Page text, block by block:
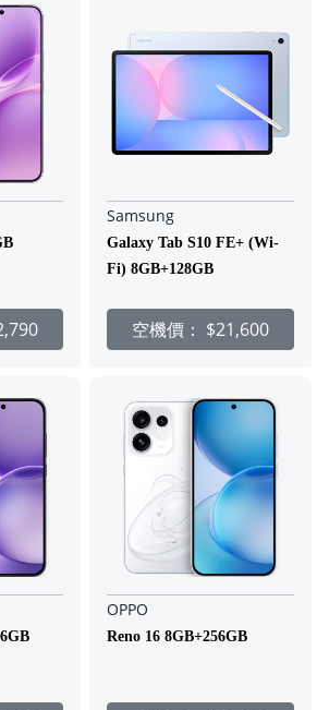
Samsung
Galaxy Tab S10 FE+ (Wi-
Fi) 8GB+128GB
空機價： $21,600
OPPO
Reno 16 8GB+256GB